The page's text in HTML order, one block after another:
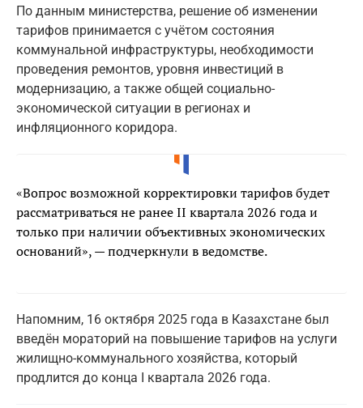
По данным министерства, решение об изменении
тарифов принимается с учётом состояния
коммунальной инфраструктуры, необходимости
проведения ремонтов, уровня инвестиций в
модернизацию, а также общей социально-
экономической ситуации в регионах и
инфляционного коридора.
«Вопрос возможной корректировки тарифов будет
рассматриваться не ранее II квартала 2026 года и
только при наличии объективных экономических
оснований», — подчеркнули в ведомстве.
Напомним, 16 октября 2025 года в Казахстане был
введён мораторий на повышение тарифов на услуги
жилищно-коммунального хозяйства, который
продлится до конца I квартала 2026 года.